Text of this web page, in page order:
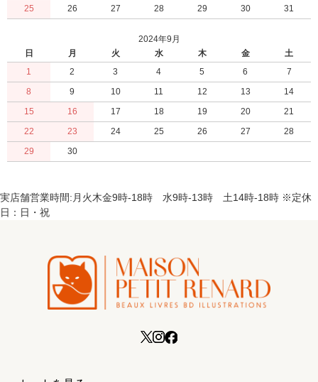
25
26 27 28 29 30 31
2024年9月
日
月 火 水 木 金
土
1
2 3 4 5 6
7
8
9 10 11 12 13
14
15
16 17 18 19 20
21
22
23 24 25 26 27
28
29
30
実店舗営業時間:月火木金9時-18時 水9時-13時 土14時-18時 ※定休
日：日・祝